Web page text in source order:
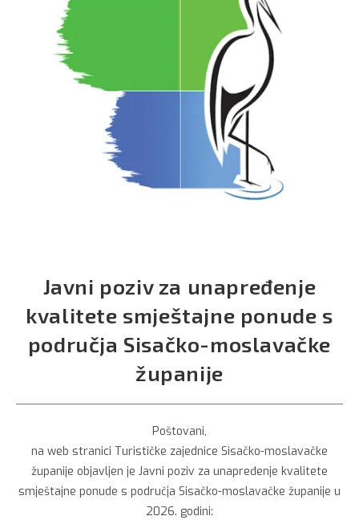
Javni poziv za unapređenje
kvalitete smještajne ponude s
područja Sisačko-moslavačke
županije
Poštovani,
na web stranici Turističke zajednice Sisačko-moslavačke
županije objavljen je Javni poziv za unapređenje kvalitete
smještajne ponude s područja Sisačko-moslavačke županije u
2026. godini: